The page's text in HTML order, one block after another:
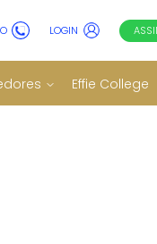
LOGIN
Effie College